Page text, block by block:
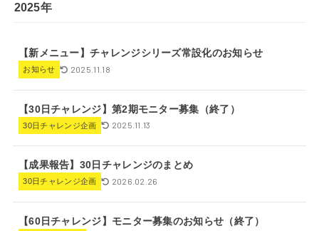
2025年
【新メニュー】チャレンジシリーズ常設化のお知らせ
お知らせ 2025.11.18
【30日チャレンジ】第2期モニター募集（終了）
30日チャレンジ企画 2025.11.13
【成果報告】30日チャレンジのまとめ
30日チャレンジ企画 2026.02.26
【60日チャレンジ】モニター募集のお知らせ（終了）